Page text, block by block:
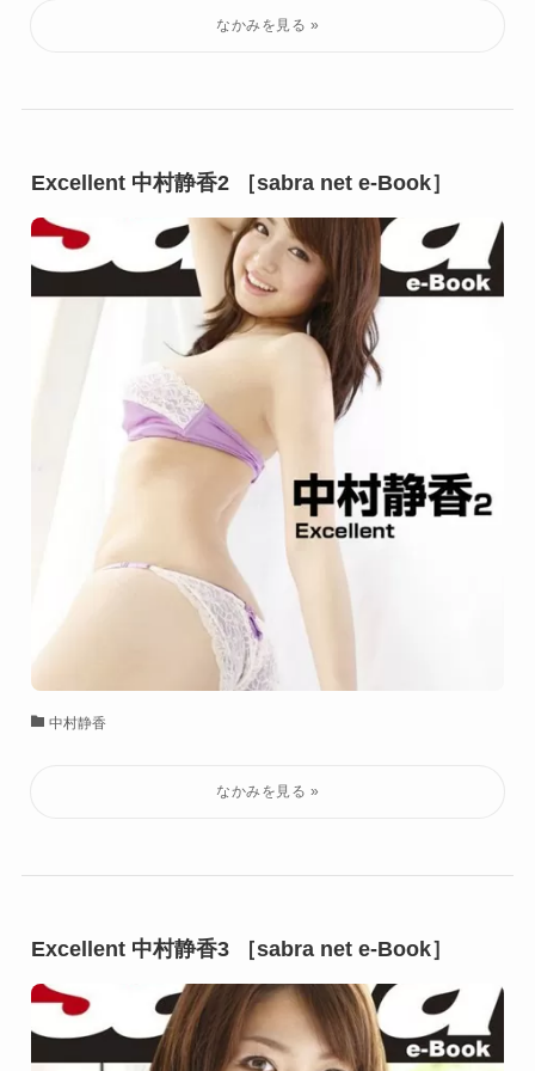
Excellent 中村静香2 ［sabra net e-Book］
中村静香
Excellent 中村静香3 ［sabra net e-Book］